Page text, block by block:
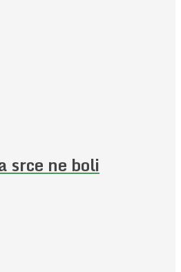
srce ne boli